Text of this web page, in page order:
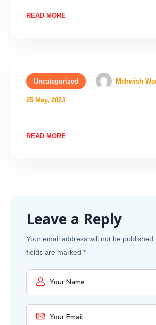
READ MORE
Uncategorized Mehwish
25 May, 2023
READ MORE
Leave a Reply
Your email address will not be published.
fields are marked*